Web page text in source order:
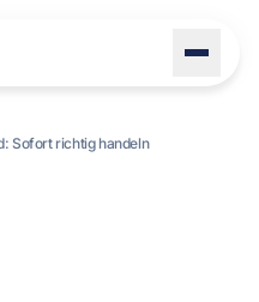
Sofort richtig handeln